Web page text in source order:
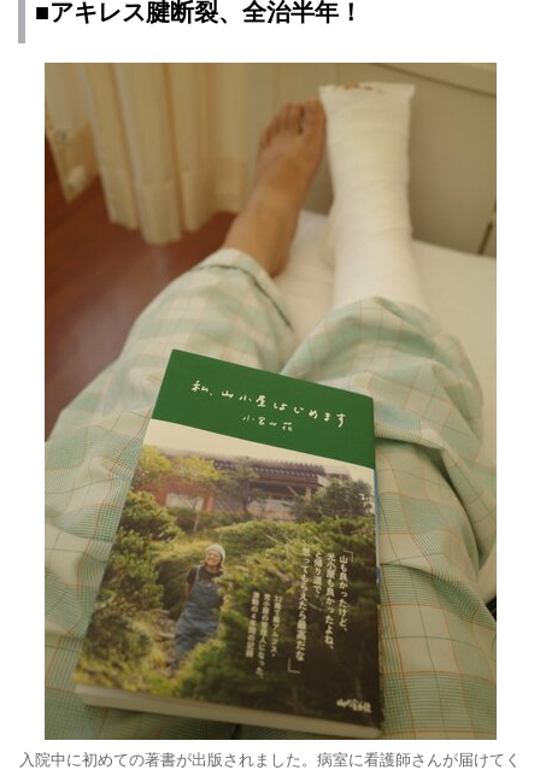
■アキレス腱断裂、全治半年！
入院中に初めての著書が出版されました。病室に看護師さんが届けてく